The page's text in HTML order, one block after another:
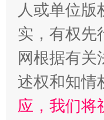
扯下公款旅
人或单位版
实，有权先
网根据有关
述权和知情
应，我们将